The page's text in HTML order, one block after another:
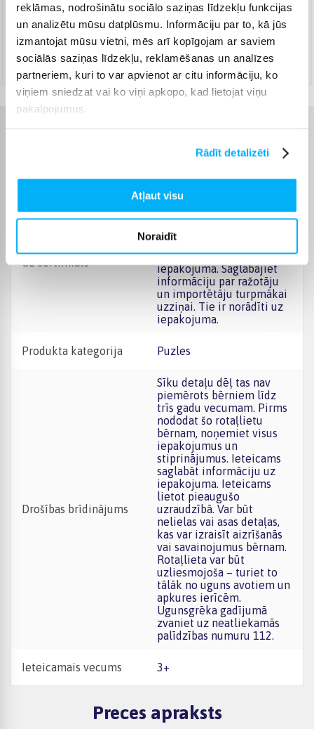
reklāmas, nodrošinātu sociālo saziņas līdzekļu funkcijas
un analizētu mūsu datplūsmu. Informāciju par to, kā jūs
izmantojat mūsu vietni, mēs arī kopīgojam ar saviem
sociālās saziņas līdzekļu, reklamēšanas un analīzes
partneriem, kuri to var apvienot ar citu informāciju, ko
viņiem sniedzat vai ko viņi apkopo, kad lietojat viņu
pakalpojumus.
Rādīt detalizēti
Atļaut visu
Noraidīt
DPD pakomāts (4,99 €)
Augusts 14d. - Augusts 20d.
DPD kurjers ( 5,99 €
Augusts 14d. - Augusts 20d.
CE sertifikāts
atbilst Eiropas Savienības
prasībām attiecībā uz
rotaļlietām. Jūs atradīsiet
CE marķējumu uz
iepakojuma. Saglabājiet
informāciju par ražotāju
un importētāju turpmākai
uzziņai. Tie ir norādīti uz
iepakojuma.
Produkta kategorija Puzles
Drošības brīdinājums
Sīku detaļu dēļ tas nav
piemērots bērniem līdz
trīs gadu vecumam. Pirms
nododat šo rotaļlietu
bērnam, noņemiet visus
iepakojumus un
stiprinājumus. Ieteicams
saglabāt informāciju uz
iepakojuma. Ieteicams
lietot pieaugušo
uzraudzībā. Var būt
nelielas vai asas detaļas,
kas var izraisīt aizrīšanās
vai savainojumus bērnam.
Rotaļlieta var būt
uzliesmojoša – turiet to
tālāk no uguns avotiem un
apkures ierīcēm.
Ugunsgrēka gadījumā
zvaniet uz neatliekamās
palīdzības numuru 112.
Ieteicamais vecums 3+
Preces apraksts